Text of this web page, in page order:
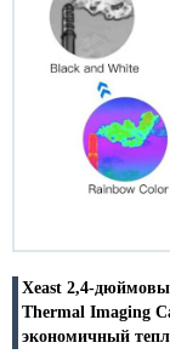
Xeast 2,4-
Thermal Imaging
экономичный